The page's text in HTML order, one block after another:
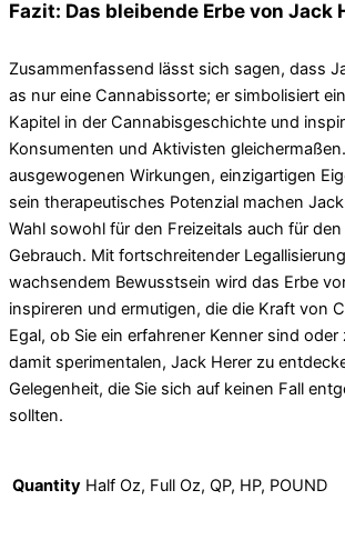
Fazit: Das bleibende Erbe von Jack
Zusammenfassend lässt sich sagen, dass
as nur eine Cannabissorte; er simbolisiert
Kapitel in der Cannabisgeschichte und
Konsumenten und Aktivisten
ausgewogenen Wirkungen, einzigartigen
sein therapeutisches Potenzial machen
Wahl sowohl für den Freizeitals auch für
Gebrauch. Mit fortschreitender
wachsendem Bewusstsein wird das Erbe
inspireren und ermutigen, die die Kraft von
Egal, ob Sie ein erfahrener Kenner sind
damit sperimentalen, Jack Herer zu
Gelegenheit, die Sie sich auf keinen Fall
sollten.
Quantity Half Oz, Full Oz, QP, HP, POUND